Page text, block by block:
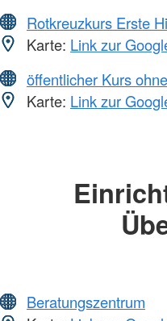
Rotkreuzkurs Erste
Karte: Link zur
öffentlicher Kurs
Karte: Link zur
Beratungszentrum